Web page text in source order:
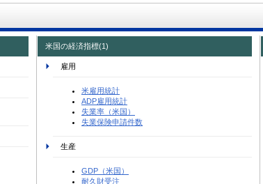
米国の経済指標(1)
雇用
米雇用統計
ADP雇用統計
失業率（米国）
失業保険申請件数
生産
GDP（米国）
耐久財受注